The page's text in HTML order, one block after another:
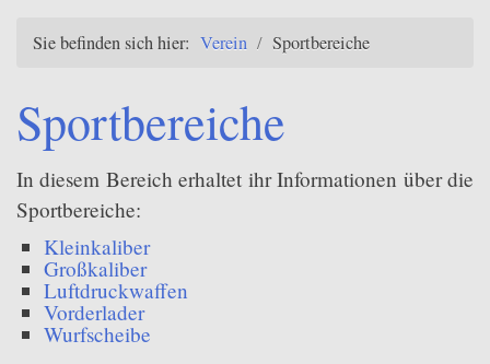
Großkaliber
Druckluftwaffen
Wurfscheibe
Brauchtum
Vereinsleben
Sie befinden sich hier: Verein / Sportbereiche
Sportbereiche
In diesem Bereich erhaltet ihr Informationen über die
Sportbereiche:
Kleinkaliber
Großkaliber
Luftdruckwaffen
Vorderlader
Wurfscheibe